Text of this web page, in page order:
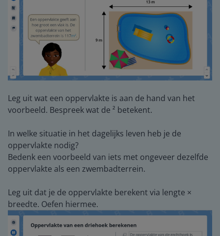
Leg uit wat een oppervlakte is aan de hand van het
voorbeeld. Bespreek wat de ² betekent.
In welke situatie in het dagelijks leven heb je de
oppervlakte nodig?
Bedenk een voorbeeld van iets met ongeveer dezelfde
oppervlakte als een zwembadterrein.
Leg uit dat je de oppervlakte berekent via lengte ×
breedte. Oefen hiermee.